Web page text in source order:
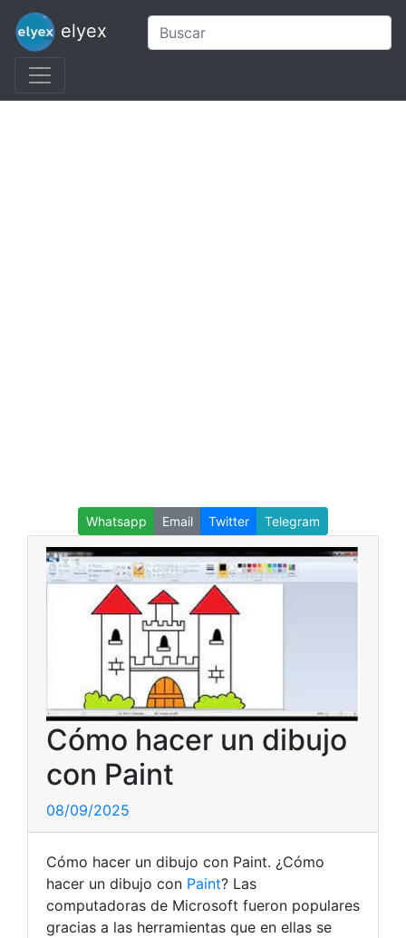
elyex
Whatsapp Email Twitter Telegram
Cómo hacer un dibujo
con Paint
08/09/2025
Cómo hacer un dibujo con Paint. ¿Cómo
hacer un dibujo con Paint? Las
computadoras de Microsoft fueron populares
gracias a las herramientas que en ellas se